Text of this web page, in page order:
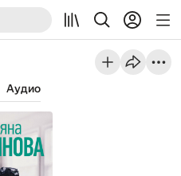
Аудио